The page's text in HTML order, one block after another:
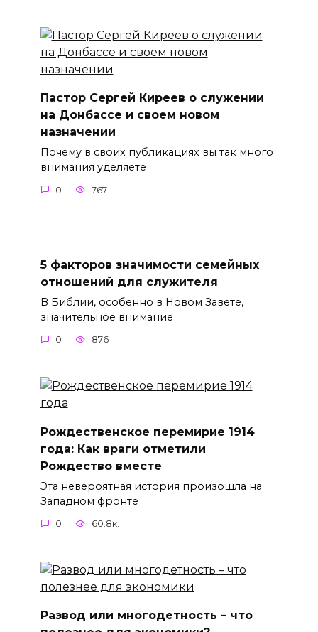
Пастор Сергей Киреев о служении
на Донбассе и своем новом
назначении
Почему в своих публикациях вы так много
внимания уделяете
0 767
5 факторов значимости семейных
отношений для служителя
В Библии, особенно в Новом Завете,
значительное внимание
0 876
Рождественское перемирие 1914
года: Как враги отметили
Рождество вместе
Эта невероятная история произошла на
Западном фронте
0 60.8к.
Развод или многодетность – что